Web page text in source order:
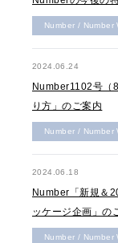
Number / Number
2024.06.24
Number1102号（
り方」のご案内
Number / Number
2024.06.18
Number「新規＆
ッケージ企画」の
Number / Number